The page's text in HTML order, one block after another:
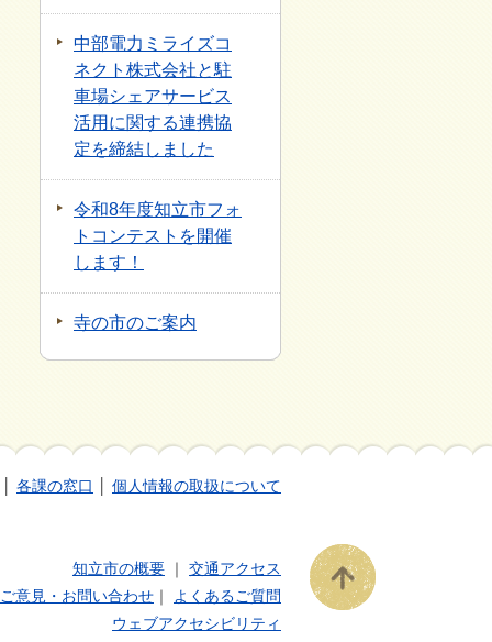
中部電力ミライズコ
ネクト株式会社と駐
車場シェアサービス
活用に関する連携協
定を締結しました
令和8年度知立市フォ
トコンテストを開催
します！
寺の市のご案内
各課の窓口 個人情報の取扱について
知立市の概要 ｜ 交通アクセス
ご意見・お問い合わせ ｜
よくあるご質問
ウェブアクセシビリティ